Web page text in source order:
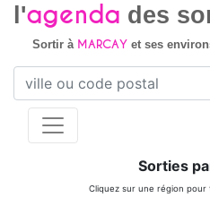
l'agenda des
Sortir à MARCAYet ses
Sorties
Cliquez sur une région